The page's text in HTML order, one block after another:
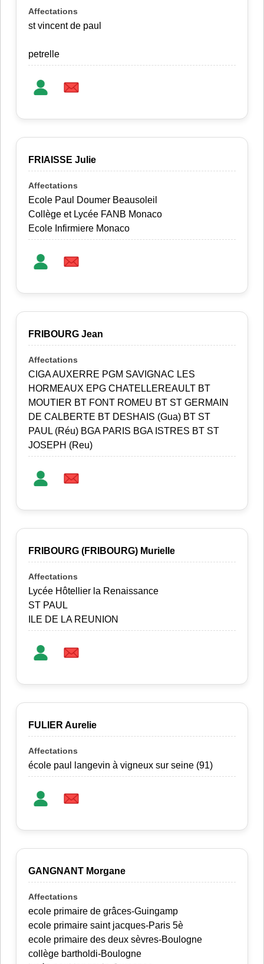
st vincent de paul
petrelle
FRIAISSE Julie
Ecole Paul Doumer Beausoleil
Collège et Lycée FANB Monaco
Ecole Infirmiere Monaco
FRIBOURG Jean
CIGA AUXERRE PGM SAVIGNAC LES
HORMEAUX EPG CHATELLEREAULT BT
MOUTIER BT FONT ROMEU BT ST GERMAIN
DE CALBERTE BT DESHAIS (Gua) BT ST
PAUL (Réu) BGA PARIS BGA ISTRES BT ST
JOSEPH (Reu)
FRIBOURG (FRIBOURG) Murielle
Lycée Hôtellier la Renaissance
ST PAUL
ILE DE LA REUNION
FULIER Aurelie
école paul langevin à vigneux sur seine (91)
GANGNANT Morgane
ecole primaire de grâces-Guingamp
ecole primaire saint jacques-Paris 5è
ecole primaire des deux sèvres-Boulogne
collège bartholdi-Boulogne